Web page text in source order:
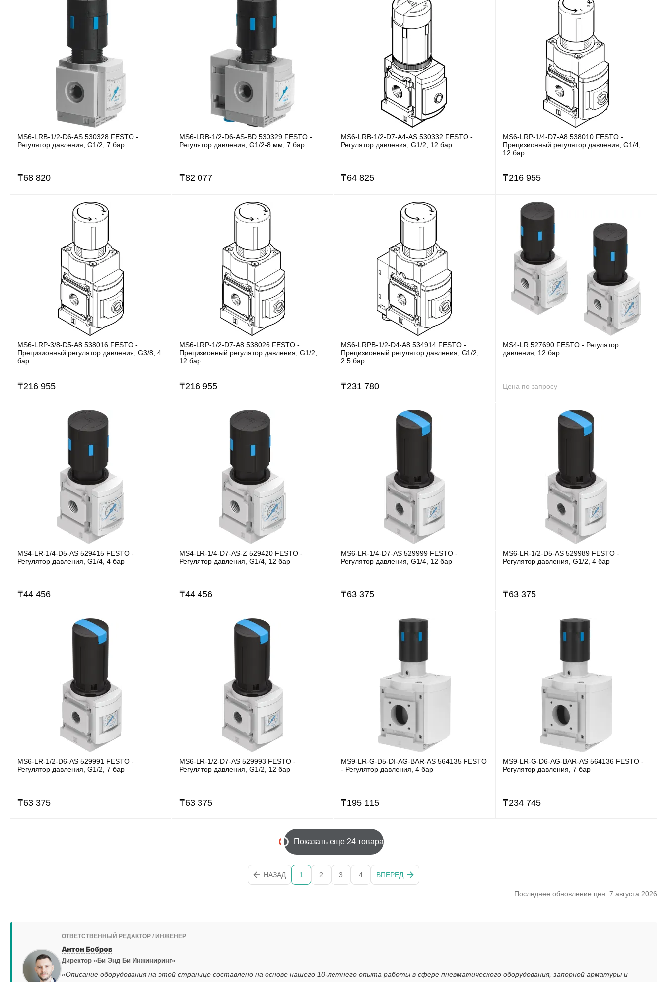
MS6-LRB-1/2-D6-AS 530328 FESTO -
Регулятор давления, G1/2, 7 бар
₸68 820
MS6-LRB-1/2-D6-AS-BD 530329 FESTO -
Регулятор давления, G1/2-8 мм, 7 бар
₸82 077
MS6-LRB-1/2-D7-A4-AS 530332 FESTO -
Регулятор давления, G1/2, 12 бар
₸64 825
MS6-LRP-1/4-D7-A8 538010 FESTO -
Прецизионный регулятор давления, G1/4,
12 бар
₸216 955
MS6-LRP-3/8-D5-A8 538016 FESTO -
Прецизионный регулятор давления, G3/8, 4
бар
₸216 955
MS6-LRP-1/2-D7-A8 538026 FESTO -
Прецизионный регулятор давления, G1/2,
12 бар
₸216 955
MS6-LRPB-1/2-D4-A8 534914 FESTO -
Прецизионный регулятор давления, G1/2,
2.5 бар
₸231 780
MS4-LR 527690 FESTO - Регулятор
давления, 12 бар
Цена по запросу
MS4-LR-1/4-D5-AS 529415 FESTO -
Регулятор давления, G1/4, 4 бар
₸44 456
MS4-LR-1/4-D7-AS-Z 529420 FESTO -
Регулятор давления, G1/4, 12 бар
₸44 456
MS6-LR-1/4-D7-AS 529999 FESTO -
Регулятор давления, G1/4, 12 бар
₸63 375
MS6-LR-1/2-D5-AS 529989 FESTO -
Регулятор давления, G1/2, 4 бар
₸63 375
MS6-LR-1/2-D6-AS 529991 FESTO -
Регулятор давления, G1/2, 7 бар
₸63 375
MS6-LR-1/2-D7-AS 529993 FESTO -
Регулятор давления, G1/2, 12 бар
₸63 375
MS9-LR-G-D5-DI-AG-BAR-AS 564135 FESTO
- Регулятор давления, 4 бар
₸195 115
MS9-LR-G-D6-AG-BAR-AS 564136 FESTO -
Регулятор давления, 7 бар
₸234 745
Показать еще 24 товара
НАЗАД 1 2 3 4 ВПЕРЕД
Последнее обновление цен: 7 августа 2026
ОТВЕТСТВЕННЫЙ РЕДАКТОР / ИНЖЕНЕР
Антон Бобров
Директор «Би Энд Би Инжиниринг»
«Описание оборудования на этой странице составлено на основе нашего 10-летнего опыта работы в сфере пневматического оборудования, запорной арматуры и